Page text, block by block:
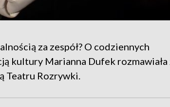
za zespół? O codziennych
kultury Marianna Dufek rozmawiała
Teatru Rozrywki.